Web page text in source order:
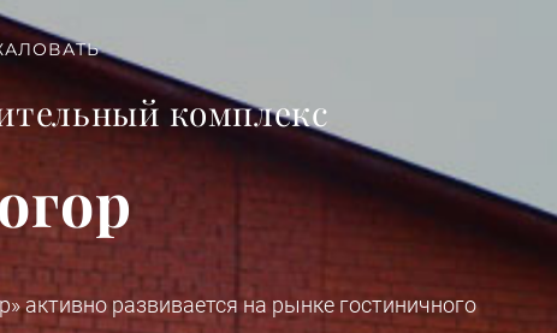
комплекс
активно развивается на рынке гостиничного